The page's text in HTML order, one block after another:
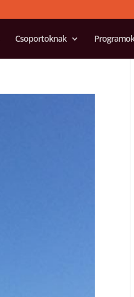
Csoportoknak Programok